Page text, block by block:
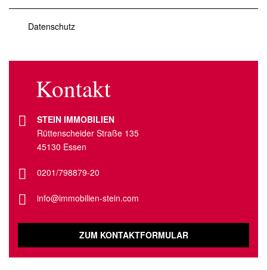
Datenschutz
Kontakt
STEIN IMMOBILIEN
Rüttenscheider Straße 135
45130 Essen
0201/798879-20
info@immobilien-stein.com
ZUM KONTAKTFORMULAR